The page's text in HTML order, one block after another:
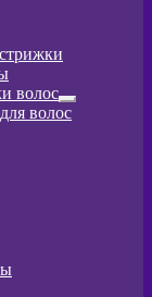
волос
Развернутое
вложенное
волос